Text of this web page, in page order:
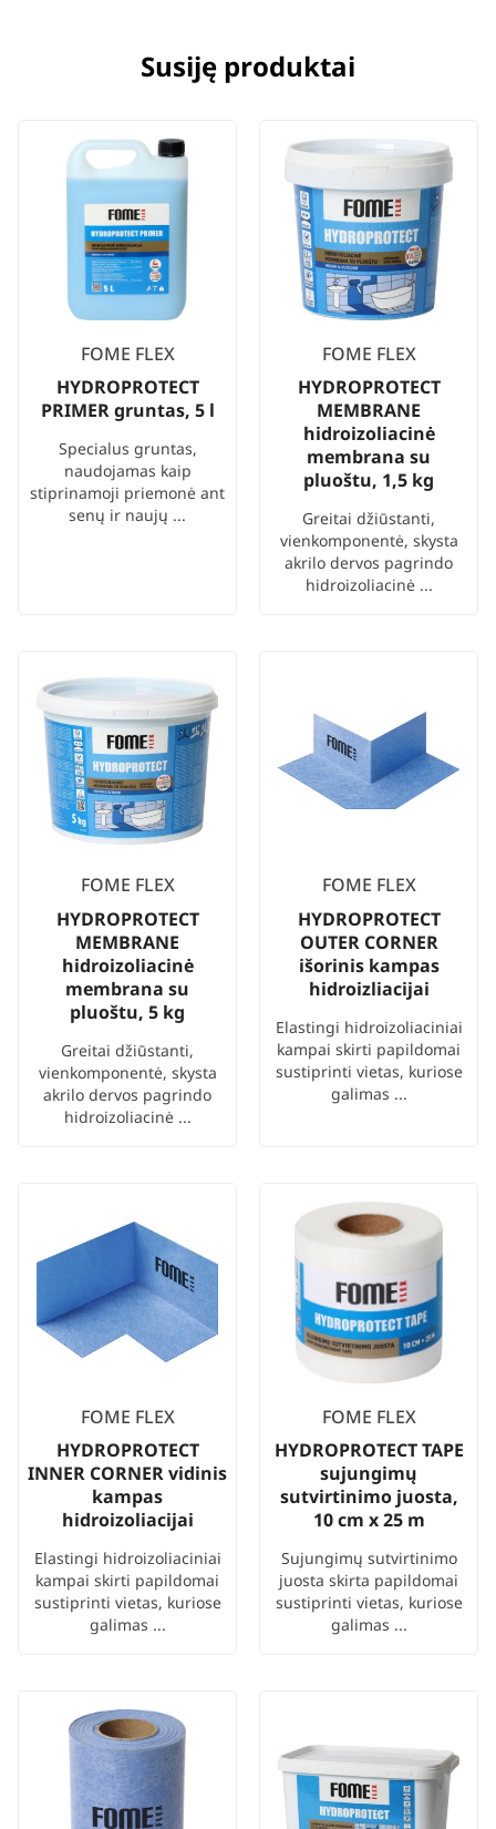
Susiję produktai
FOME FLEX
HYDROPROTECT
PRIMER gruntas, 5 l
Specialus gruntas,
naudojamas kaip
stiprinamoji priemonė ant
senų ir naujų ...
FOME FLEX
HYDROPROTECT
MEMBRANE
hidroizoliacinė
membrana su
pluoštu, 1,5 kg
Greitai džiūstanti,
vienkomponentė, skysta
akrilo dervos pagrindo
hidroizoliacinė ...
FOME FLEX
HYDROPROTECT
MEMBRANE
hidroizoliacinė
membrana su
pluoštu, 5 kg
Greitai džiūstanti,
vienkomponentė, skysta
akrilo dervos pagrindo
hidroizoliacinė ...
FOME FLEX
HYDROPROTECT
OUTER CORNER
išorinis kampas
hidroizliacijai
Elastingi hidroizoliaciniai
kampai skirti papildomai
sustiprinti vietas, kuriose
galimas ...
FOME FLEX
HYDROPROTECT
INNER CORNER vidinis
kampas
hidroizoliacijai
Elastingi hidroizoliaciniai
kampai skirti papildomai
sustiprinti vietas, kuriose
galimas ...
FOME FLEX
HYDROPROTECT TAPE
sujungimų
sutvirtinimo juosta,
10 cm x 25 m
Sujungimų sutvirtinimo
juosta skirta papildomai
sustiprinti vietas, kuriose
galimas ...